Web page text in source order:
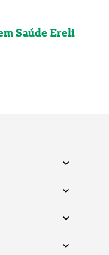
Saúde Ereli